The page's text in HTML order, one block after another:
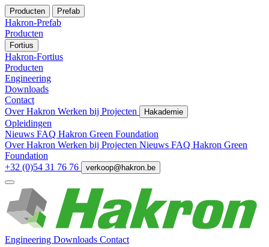
Producten Prefab
Hakron-Prefab
Producten
Fortius
Hakron-Fortius
Producten
Engineering
Downloads
Contact
Over Hakron Werken bij Projecten Hakademie
Opleidingen
Nieuws FAQ Hakron Green Foundation
Over Hakron Werken bij Projecten Nieuws FAQ Hakron Green
Foundation
+32 (0)54 31 76 76
verkoop@hakron.be
Engineering Downloads Contact